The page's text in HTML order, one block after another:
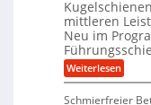
g
e
b
u
n
h
i
n
e
n
e
u
b
b
e
w
e
m
o
t
i
v
e
n
e
r
W
e
r
k
z
e
mittleren
Neu im
Weiterlesen:
K
Schmierfreier